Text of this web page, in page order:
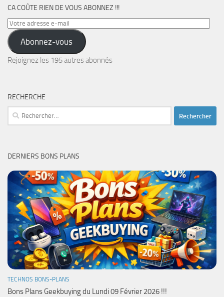
CA COÛTE RIEN DE VOUS ABONNEZ !!!
Votre
adresse
e-
mail
Abonnez-vous
Rejoignez les 195 autres abonnés
RECHERCHE
Rechercher :
DERNIERS BONS PLANS
TECHNOS BONS-PLANS
Bons Plans Geekbuying du Lundi 09 Février 2026 !!!